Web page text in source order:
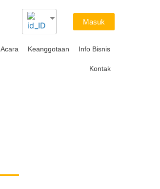
Masuk
Acara Keanggotaan Info Bisnis
Kontak